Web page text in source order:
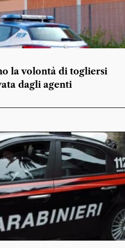
la volontà di togliersi
dagli agenti